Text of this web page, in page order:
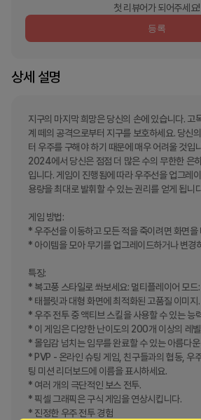
첫 리뷰어가 되어주세요!
등록
상세 설명
지구의 마지막 희망은 당신의 손에 있습니다. 고
계 떼의 공격으로부터 지구를 보호하세요. 당신
터 우주를 구해야 하기 때문에 매우 어려울 것입
2024에서 당신은 점점 더 많은 수의 무한한 은
입니다. 게임이 진행됨에 따라 우주선을 업그레
용량을 최대로 발휘할 수 있는 권리를 얻게 됩니
게임 방법:
* 우주선을 이동하고 모든 적을 죽이려면 화면을
* 아이템을 모아 무기를 업그레이드하거나 변경
특징:
* 복고풍 스타일로 쏴보세요: 멀티플레이어 모드
* 태블릿과 대형 화면에 최적화된 고품질 이미지.
* 우주 전투 중 액티브 스킬을 사용할 수 있는 능
* 이 게임은 다양한 난이도의 200개 이상의 레
* 몰입감 넘치는 임무를 완료할 수 있는 아름다운
* PVP - 온라인 슈팅 게임, 친구들과의 협동, 우
팅 미션 리더보드에 이름을 표시하세요.
* 여러 개의 극단적인 보스 전투.
* 픽셀 그래픽은 구식 게임을 연상시킵니다.
* 진정한 우주 전투 경험